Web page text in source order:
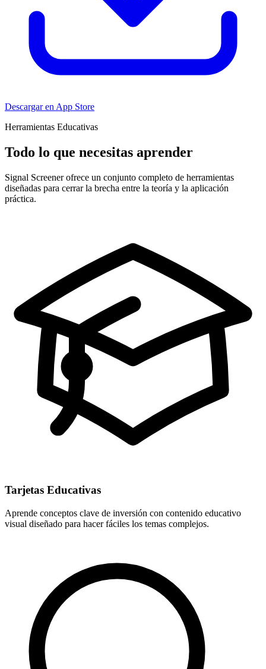
Descargar en App Store
Herramientas Educativas
Todo lo que necesitas aprender
Signal Screener ofrece un conjunto completo de herramientas
diseñadas para cerrar la brecha entre la teoría y la aplicación
práctica.
Tarjetas Educativas
Aprende conceptos clave de inversión con contenido educativo
visual diseñado para hacer fáciles los temas complejos.